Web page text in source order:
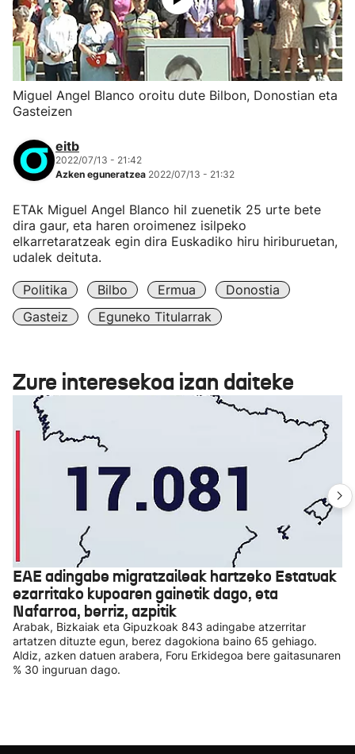
Miguel Angel Blanco oroitu dute Bilbon, Donostian eta
Gasteizen
eitb
2022/07/13 - 21:42
Azken eguneratzea 2022/07/13 - 21:32
ETAk Miguel Angel Blanco hil zuenetik 25 urte bete
dira gaur, eta haren oroimenez isilpeko
elkarretaratzeak egin dira Euskadiko hiru hiriburuetan,
udalek deituta.
Politika Bilbo Ermua
Donostia
Gasteiz
Eguneko Titularrak
Zure interesekoa izan daiteke
EAE adingabe migratzaileak hartzeko Estatuak
ezarritako kupoaren gainetik dago, eta
Nafarroa, berriz, azpitik
Arabak, Bizkaiak eta Gipuzkoak 843 adingabe atzerritar
artatzen dituzte egun, berez dagokiona baino 65 gehiago.
Aldiz, azken datuen arabera, Foru Erkidegoa bere gaitasunaren
% 30 inguruan dago.